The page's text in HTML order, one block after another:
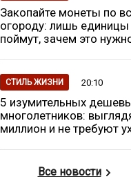
Закопайте монеты по
огороду: лишь единицы
поймут, зачем это
СТИЛЬ ЖИЗНИ 20:10
5 изумительных
многолетников:
миллион и не требуют
Все новости